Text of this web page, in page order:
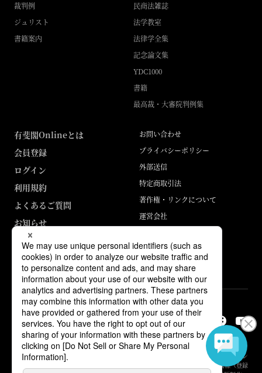
裁判例
ジュリスト
書籍案内
民商法雑誌
法学教室
法律学全集
記念論文集
YDC1000
書籍
最高裁・大審院判例集
有斐閣Onlineとは
会員登録
ログイン
利用規約
よくあるご質問
お知らせ
お問い合わせ
プライバシーポリシー
外部送信
特定商取引法
著作権・リンクについて
運営会社
ABJマークは、この電子書店・電子書籍配信サービスが、著作権者からコン
テンツ使用許諾を得た正規版配信サービスであることを示す登録商標（登録